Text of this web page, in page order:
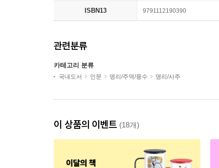
ISBN13 9791112190390
관련분류
카테고리 분류
국내도서 인문 명리/주역/풍수 명리/사주
이 상품의 이벤트 (18개)